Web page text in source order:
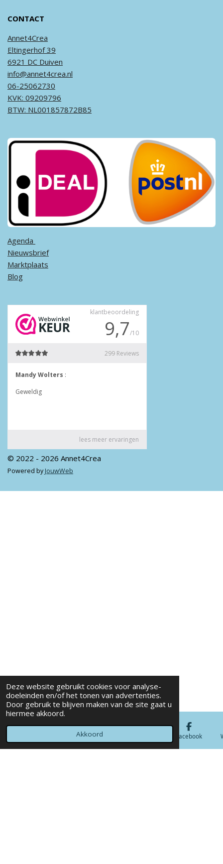
Deze website gebruikt cookies voor analyse-
doeleinden en/of het tonen van advertenties.
Door gebruik te blijven maken van de site gaat u
hiermee akkoord.
Akkoord
CONTACT
Annet4Crea
Eltingerhof 39
6921 DC Duiven
info@annet4crea.nl
06-25062730
KVK: 09209796
BTW: NL001857872B85
Agenda ​
Nieuwsbrief
Marktplaats
Blog
© 2022 - 2026 Annet4Crea
Powered by JouwWeb
Telefoonnummer Facebook